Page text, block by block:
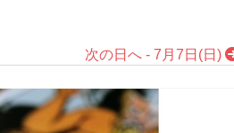
次の日へ - 7月7日(日)